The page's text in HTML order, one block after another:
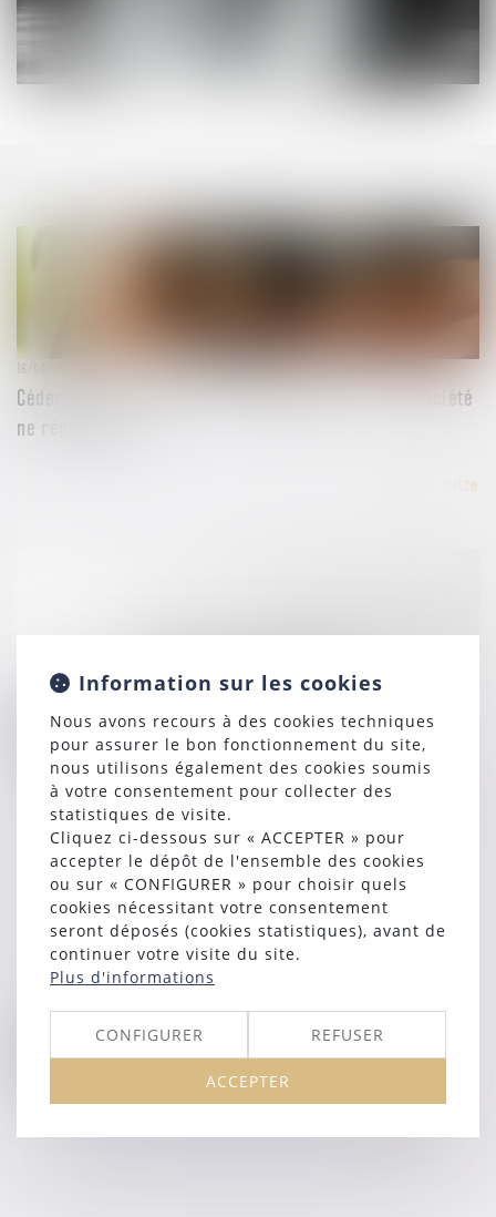
Céder ses parts en SARL : que se passe-t-il si la société
ne répond pas ?
16/04/2025
Lire la suite
Détermination du prix d’un bien préempté : la
consistance et uniquement la consistance !
14/04/2025
Détachement judiciaire : les magistrats peuvent
participer aux délibérés sans voix consultative
11/04/2025
Information sur les cookies
Nous avons recours à des cookies techniques
pour assurer le bon fonctionnement du site,
nous utilisons également des cookies soumis
à votre consentement pour collecter des
statistiques de visite.
Cliquez ci-dessous sur « ACCEPTER » pour
accepter le dépôt de l'ensemble des cookies
ou sur « CONFIGURER » pour choisir quels
cookies nécessitant votre consentement
seront déposés (cookies statistiques), avant de
continuer votre visite du site.
Plus d'informations
CONFIGURER REFUSER
ACCEPTER